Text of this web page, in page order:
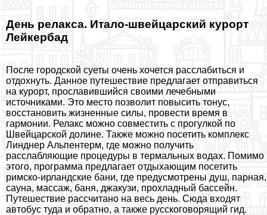
День релакса. Итало-швейцарский курорт
Лейкербад
После городской суеты очень хочется расслабиться и
отдохнуть. Данное путешествие предлагает отправиться
на курорт, прославившийся своими лечебными
источниками. Это место позволит повысить тонус,
восстановить жизненные силы, провести время в
гармонии. Релакс можно совместить с прогулкой по
Швейцарской долине. Также можно посетить комплекс
Линднер Альпентерм, где можно получить
расслабляющие процедуры в термальных водах. Помимо
этого, программа предлагает отдыхающим посетить
римско-ирландские бани, где предусмотрены душ, парная,
сауна, массаж, баня, джакузи, прохладный бассейн.
Путешествие рассчитано на весь день. Сюда входят
автобус туда и обратно, а также русскоговорящий гид.